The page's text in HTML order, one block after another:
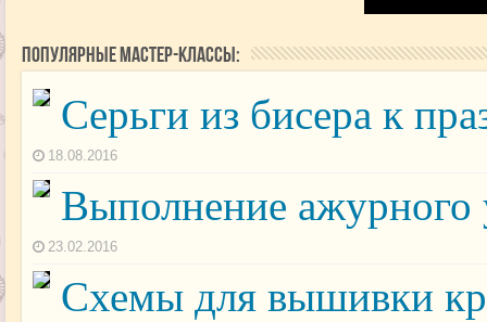
Популярные мастер-классы:
Серьги из бисера к
18.08.2016
Выполнение ажурного
23.02.2016
Схемы для вышивки